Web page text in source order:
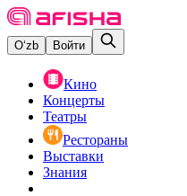
O‘zb Войти
Кино
Концерты
Театры
Рестораны
Выставки
Знания